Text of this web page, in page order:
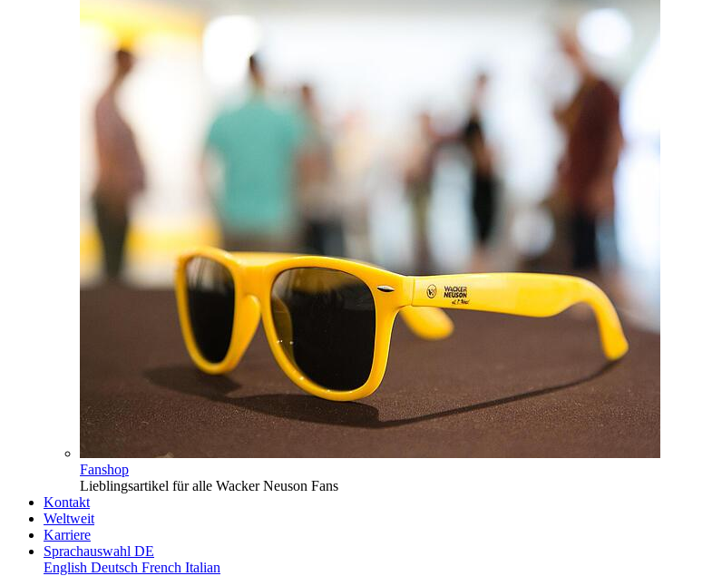
Fanshop
Lieblingsartikel für alle Wacker Neuson Fans
Kontakt
Weltweit
Karriere
Sprachauswahl DE
English Deutsch French Italian